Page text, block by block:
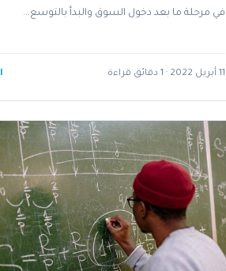
في مرحلة ما بعد دخول السوق والبدأ بالتوسع...
11 أبريل 2022 · 1 دقائق قراءة